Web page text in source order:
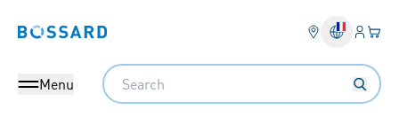
Bossard homepage
Menu
Search